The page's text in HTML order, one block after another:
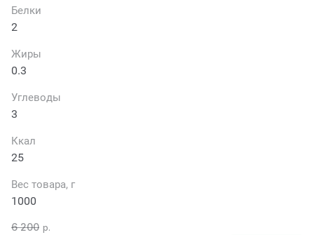
Белки
2
Жиры
0.3
Углеводы
3
Ккал
25
Вес товара, г
1000
6 200 р.